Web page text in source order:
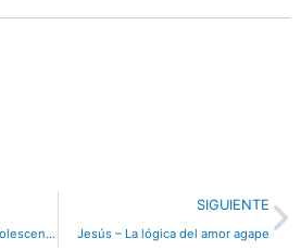
Educación para madres adolescentes
SIGUIENTE
Jesús – La lógica del amor agape